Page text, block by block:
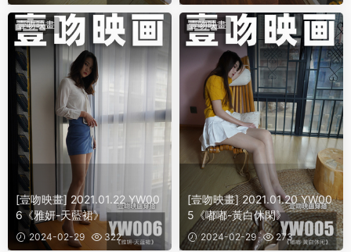
壹吻映畫
[壹吻映畫] 2021.01.22 YW00
6《雅妍-天藍裙》
2024-02-29 322
壹吻映畫
[壹吻映畫] 2021.01.20 YW00
5《嘟嘟-黃白休閑》
2024-02-29 273